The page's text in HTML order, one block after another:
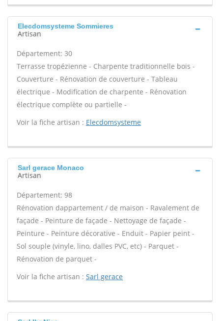
Elecdomsysteme Sommieres
Artisan
Département: 30
Terrasse tropézienne - Charpente traditionnelle bois -
Couverture - Rénovation de couverture - Tableau
électrique - Modification de charpente - Rénovation
électrique complète ou partielle -
Voir la fiche artisan : Elecdomsysteme
Sarl gerace Monaco
Artisan
Département: 98
Rénovation dappartement / de maison - Ravalement de
façade - Peinture de façade - Nettoyage de façade -
Peinture - Peinture décorative - Enduit - Papier peint -
Sol souple (vinyle, lino, dalles PVC, etc) - Parquet -
Rénovation de parquet -
Voir la fiche artisan : Sarl gerace